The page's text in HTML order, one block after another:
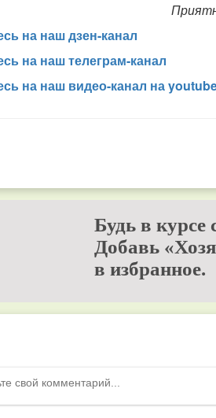
на наш дзен-канал
на наш телеграм-канал
на наш видео-канал на
Будь в курсе
Добавь
в избранное.